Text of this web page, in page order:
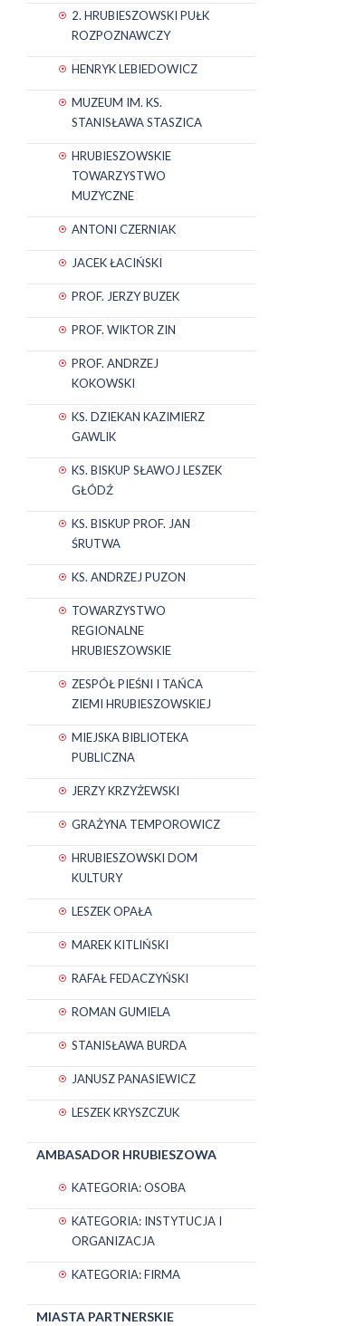
2. HRUBIESZOWSKI PUŁK
ROZPOZNAWCZY
HENRYK LEBIEDOWICZ
MUZEUM IM. KS.
STANISŁAWA STASZICA
HRUBIESZOWSKIE
TOWARZYSTWO
MUZYCZNE
ANTONI CZERNIAK
JACEK ŁACIŃSKI
PROF. JERZY BUZEK
PROF. WIKTOR ZIN
PROF. ANDRZEJ
KOKOWSKI
KS. DZIEKAN KAZIMIERZ
GAWLIK
KS. BISKUP SŁAWOJ LESZEK
GŁÓDŹ
KS. BISKUP PROF. JAN
ŚRUTWA
KS. ANDRZEJ PUZON
TOWARZYSTWO
REGIONALNE
HRUBIESZOWSKIE
ZESPÓŁ PIEŚNI I TAŃCA
ZIEMI HRUBIESZOWSKIEJ
MIEJSKA BIBLIOTEKA
PUBLICZNA
JERZY KRZYŻEWSKI
GRAŻYNA TEMPOROWICZ
HRUBIESZOWSKI DOM
KULTURY
LESZEK OPAŁA
MAREK KITLIŃSKI
RAFAŁ FEDACZYŃSKI
ROMAN GUMIELA
STANISŁAWA BURDA
JANUSZ PANASIEWICZ
LESZEK KRYSZCZUK
AMBASADOR HRUBIESZOWA
KATEGORIA: OSOBA
KATEGORIA: INSTYTUCJA I
ORGANIZACJA
KATEGORIA: FIRMA
MIASTA PARTNERSKIE